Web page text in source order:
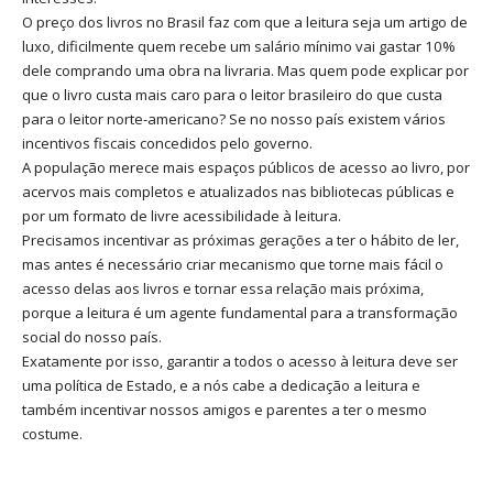
O preço dos livros no Brasil faz com que a leitura seja um artigo de
luxo, dificilmente quem recebe um salário mínimo vai gastar 10%
dele comprando uma obra na livraria. Mas quem pode explicar por
que o livro custa mais caro para o leitor brasileiro do que custa
para o leitor norte-americano? Se no nosso país existem vários
incentivos fiscais concedidos pelo governo.
A população merece mais espaços públicos de acesso ao livro, por
acervos mais completos e atualizados nas bibliotecas públicas e
por um formato de livre acessibilidade à leitura.
Precisamos incentivar as próximas gerações a ter o hábito de ler,
mas antes é necessário criar mecanismo que torne mais fácil o
acesso delas aos livros e tornar essa relação mais próxima,
porque a leitura é um agente fundamental para a transformação
social do nosso país.
Exatamente por isso, garantir a todos o acesso à leitura deve ser
uma política de Estado, e a nós cabe a dedicação a leitura e
também incentivar nossos amigos e parentes a ter o mesmo
costume.